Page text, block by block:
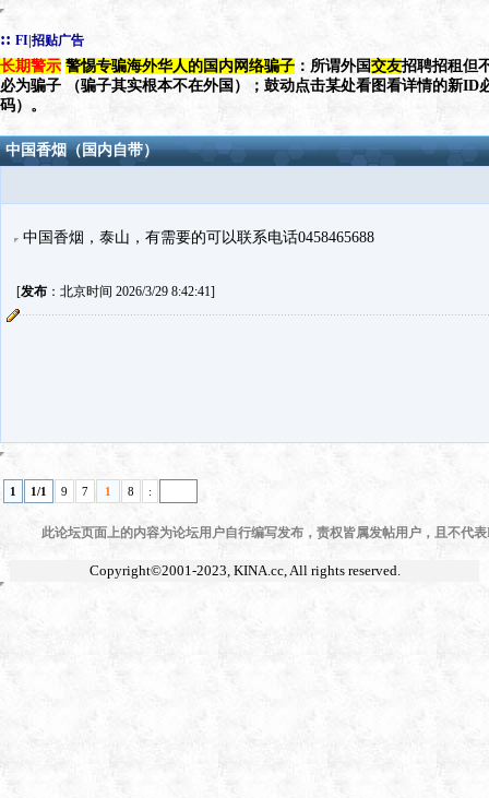
:: FI|招贴广告
长期警示 警惕专骗海外华人的国内网络骗子 ：所谓外国交友招聘招租但
必为骗子 （骗子其实根本不在外国）；鼓动点击某处看图看详情的新ID
码）。
中国香烟（国内自带）
中国香烟，泰山，有需要的可以联系电话0458465688
[发布：北京时间 2026/3/29 8:42:41]
1 1/1 9 7 1 8 :
此论坛页面上的内容为论坛用户自行编写发布，责权皆属发帖用户，且不代
Copyright©2001-2023, KINA.cc, All rights reserved.